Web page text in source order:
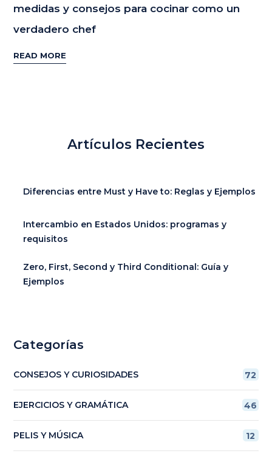
medidas y consejos para cocinar como un
verdadero chef
READ MORE
Artículos Recientes
Diferencias entre Must y Have to: Reglas y Ejemplos
Intercambio en Estados Unidos: programas y
requisitos
Zero, First, Second y Third Conditional: Guía y
Ejemplos
Categorías
CONSEJOS Y CURIOSIDADES 72
EJERCICIOS Y GRAMÁTICA 46
PELIS Y MÚSICA 12